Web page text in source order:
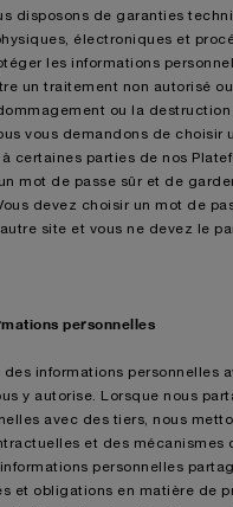
disposons de garanties
électroniques et
les informations
un traitement non autorisé
ou la destruction
vous demandons de choisir
certaines parties de nos
mot de passe sûr et de
devez choisir un mot de
site et vous ne devez le
personnelles
des informations personnelles
y autorise. Lorsque nous
avec des tiers, nous
et des mécanismes
personnelles
et obligations en matière de